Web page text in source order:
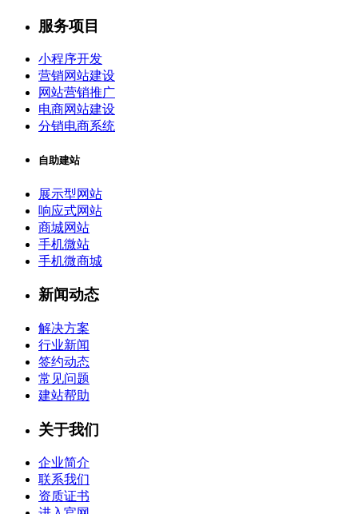
服务项目
小程序开发
营销网站建设
网站营销推广
电商网站建设
分销电商系统
自助建站
展示型网站
响应式网站
商城网站
手机微站
手机微商城
新闻动态
解决方案
行业新闻
签约动态
常见问题
建站帮助
关于我们
企业简介
联系我们
资质证书